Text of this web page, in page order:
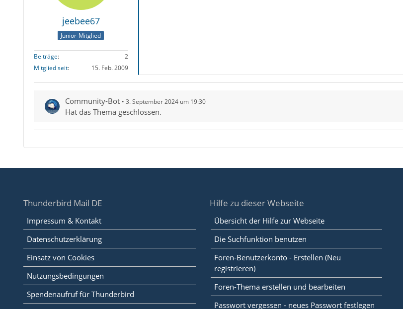
jeebee67
Junior-Mitglied
Beiträge
2
Mitglied seit
15. Feb. 2009
Community-Bot 3. September 2024 um 19:30
Hat das Thema geschlossen.
Thunderbird Mail DE
Impressum & Kontakt
Datenschutzerklärung
Einsatz von Cookies
Nutzungsbedingungen
Spendenaufruf für Thunderbird
Hilfe zu dieser Webseite
Übersicht der Hilfe zur Webseite
Die Suchfunktion benutzen
Foren-Benutzerkonto - Erstellen (Neu
registrieren)
Foren-Thema erstellen und bearbeiten
Passwort vergessen - neues Passwort festlegen